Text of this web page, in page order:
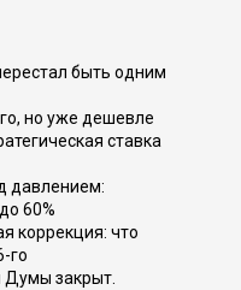
быть одним
но уже дешевле
ставка
давлением:
60%
коррекция: что
го
Думы закрыт.